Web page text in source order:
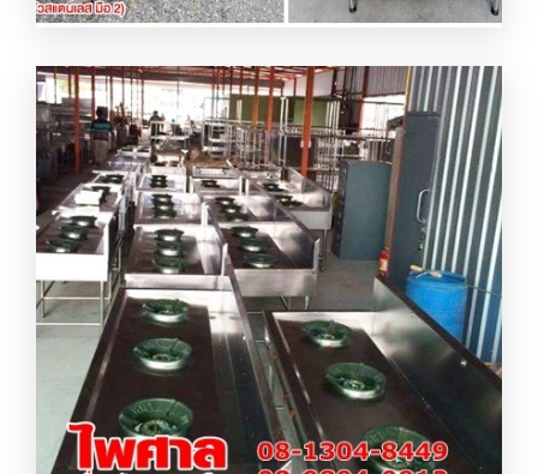
ผลิต จำหน่ายชั้นวางของสแตนเลส